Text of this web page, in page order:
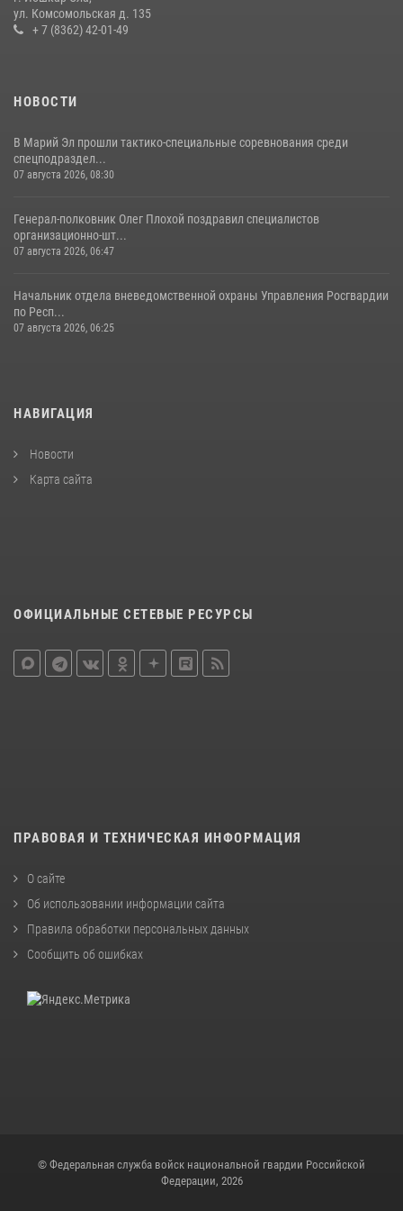
11 июля 2026, 06:20 9
28 июля 2026, 11:52
ул. Комсомольская д. 135
+ 7 (8362) 42-01-49
НОВОСТИ
В Марий Эл прошли тактико-специальные соревнования среди
спецподраздел...
07 августа 2026, 08:30
Генерал-полковник Олег Плохой поздравил специалистов
организационно-шт...
07 августа 2026, 06:47
Начальник отдела вневедомственной охраны Управления Росгвардии
по Респ...
07 августа 2026, 06:25
НАВИГАЦИЯ
Новости
Карта сайта
ОФИЦИАЛЬНЫЕ СЕТЕВЫЕ РЕСУРСЫ
ПРАВОВАЯ И ТЕХНИЧЕСКАЯ ИНФОРМАЦИЯ
О сайте
Об использовании информации сайта
Правила обработки персональных данных
Сообщить об ошибках
© Федеральная служба войск национальной гвардии Российской
Федерации, 2026